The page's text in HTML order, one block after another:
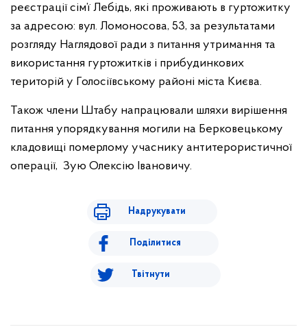
реєстрації сім’ї Лебідь, які проживають в гуртожитку
за адресою: вул. Ломоносова, 53, за результатами
розгляду Наглядової ради з питання утримання та
використання гуртожитків і прибудинкових
територій у Голосіївському районі міста Києва.
Також члени Штабу напрацювали шляхи вирішення
питання упорядкування могили на Берковецькому
кладовищі померлому учаснику антитерористичної
операції, Зую Олексію Івановичу.
Надрукувати
Поділитися
Твітнути